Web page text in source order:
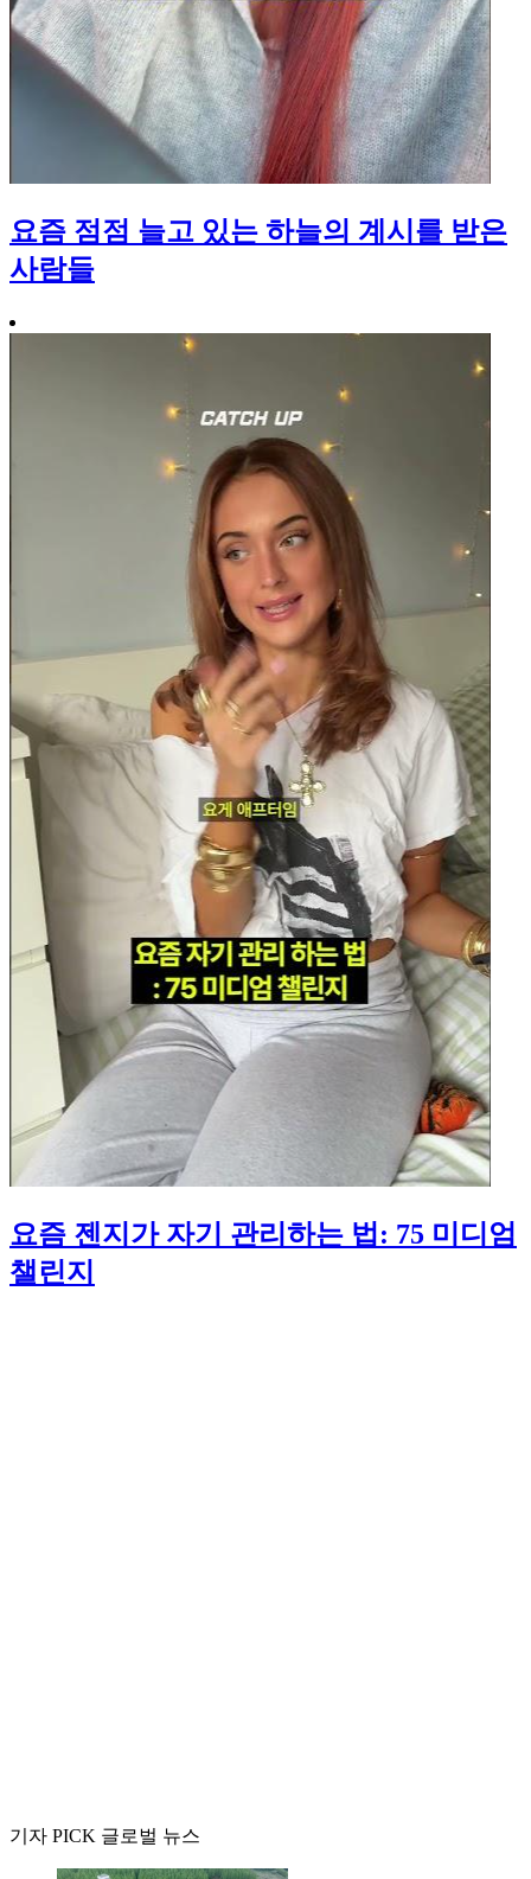
요즘 점점 늘고 있는 하늘의 계시를 받은
사람들
요즘 젠지가 자기 관리하는 법: 75 미디엄
챌린지
기자 PICK 글로벌 뉴스